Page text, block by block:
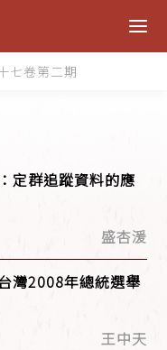
七卷第二期
定群追蹤資料的應
盛杏湲
灣2008年總統選舉
王中天